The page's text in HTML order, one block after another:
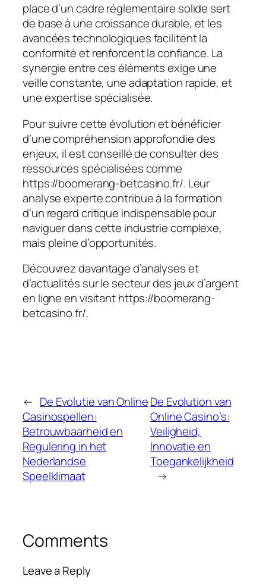
place d’un cadre réglementaire solide sert
de base à une croissance durable, et les
avancées technologiques facilitent la
conformité et renforcent la confiance. La
synergie entre ces éléments exige une
veille constante, une adaptation rapide, et
une expertise spécialisée.
Pour suivre cette évolution et bénéficier
d’une compréhension approfondie des
enjeux, il est conseillé de consulter des
ressources spécialisées comme
https://boomerang-betcasino.fr/. Leur
analyse experte contribue à la formation
d’un regard critique indispensable pour
naviguer dans cette industrie complexe,
mais pleine d’opportunités.
Découvrez davantage d’analyses et
d’actualités sur le secteur des jeux d’argent
en ligne en visitant https://boomerang-
betcasino.fr/.
← De Evolutie van Online
Casinospellen:
Betrouwbaarheid en
Regulering in het
Nederlandse
Speelklimaat
De Evolution van
Online Casino’s:
Veiligheid,
Innovatie en
Toegankelijkheid
→
Comments
Leave a Reply